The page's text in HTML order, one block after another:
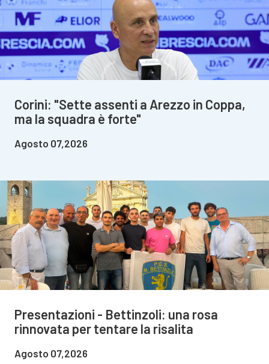
Corini: "Sette assenti a Arezzo in Coppa,
ma la squadra è forte"
Agosto 07,2026
Presentazioni - Bettinzoli: una rosa
rinnovata per tentare la risalita
Agosto 07,2026